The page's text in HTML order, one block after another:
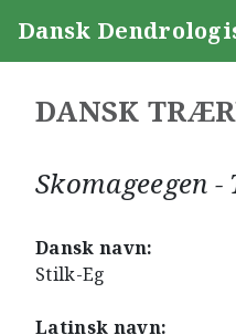
Dansk
DANSK
Skomageegen
Dansk navn:
Stilk-Eg
Latinsk navn: